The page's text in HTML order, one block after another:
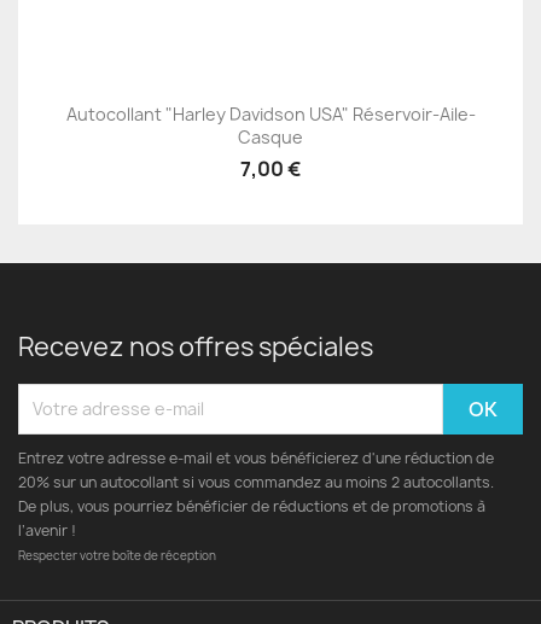
Autocollant "Harley Davidson USA" Réservoir-Aile-
Casque
7,00 €
Recevez nos offres spéciales
Entrez votre adresse e-mail et vous bénéficierez d'une réduction de
20% sur un autocollant si vous commandez au moins 2 autocollants.
De plus, vous pourriez bénéficier de réductions et de promotions à
l’avenir !
Respecter votre boîte de réception